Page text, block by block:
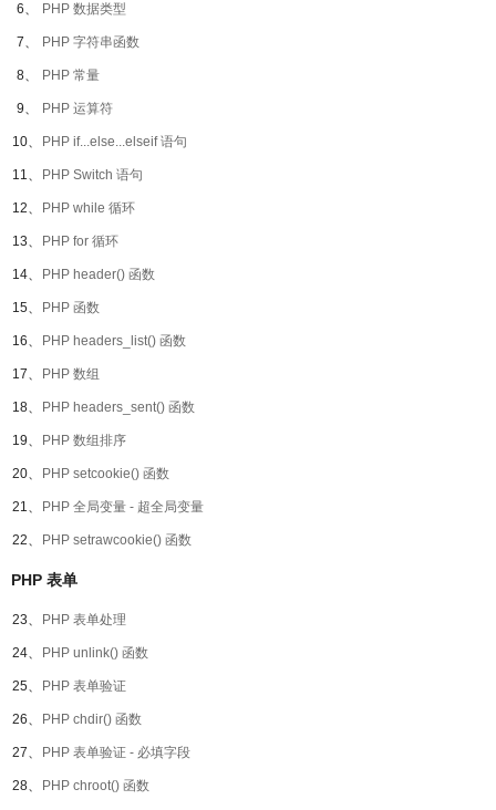
6、 PHP 数据类型
7、 PHP 字符串函数
8、 PHP 常量
9、 PHP 运算符
10、 PHP if...else...elseif 语句
11、 PHP Switch 语句
12、 PHP while 循环
13、 PHP for 循环
14、 PHP header() 函数
15、 PHP 函数
16、 PHP headers_list() 函数
17、 PHP 数组
18、 PHP headers_sent() 函数
19、 PHP 数组排序
20、 PHP setcookie() 函数
21、 PHP 全局变量 - 超全局变量
22、 PHP setrawcookie() 函数
PHP 表单
23、 PHP 表单处理
24、 PHP unlink() 函数
25、 PHP 表单验证
26、 PHP chdir() 函数
27、 PHP 表单验证 - 必填字段
28、 PHP chroot() 函数